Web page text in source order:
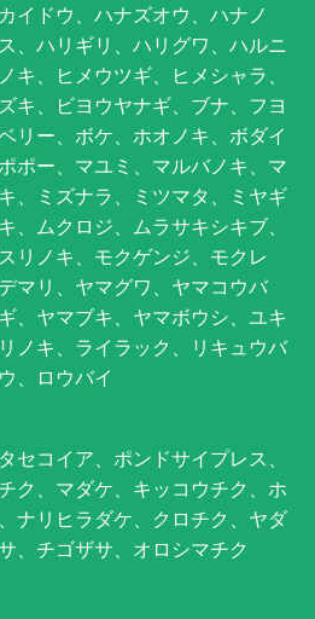
イドウ、ハナズオウ、ハナノ
、ハリギリ、ハリグワ、ハルニ
キ、ヒメウツギ、ヒメシャラ、
キ、ビヨウヤナギ、ブナ、フヨ
リー、ボケ、ホオノキ、ボダイ
ポー、マユミ、マルバノキ、マ
、ミズナラ、ミツマタ、ミヤギ
、ムクロジ、ムラサキシキブ、
リノキ、モクゲンジ、モクレ
マリ、ヤマグワ、ヤマコウバ
、ヤマブキ、ヤマボウシ、ユキ
ノキ、ライラック、リキュウバ
、ロウバイ
セコイア、ポンドサイプレス、
ク、マダケ、キッコウチク、ホ
ナリヒラダケ、クロチク、ヤダ
、チゴザサ、オロシマチク